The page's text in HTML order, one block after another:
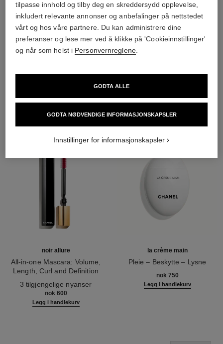
DEN PERFEKTE MATCH
noir allure
All-in-one Mascara: Volume,
Length, Curl and Definition
3 tilgjengelige nyanser
nok 600
Legg i handlekurv
la crème main
Pleie – Beskytte – Lysne
nok 750
Legg i handlekurv
tilpasse innhold og tilby deg en skreddersydd opplevelse,
inkludert relevante annonser og anbefalinger på nettstedet
vårt og hos våre partnere. Du kan administrere dine
preferanser og lese mer ved å klikke på 'Cookieinnstillinger'
og når som helst i Personvernreglene.
GODTA NØDVENDIGE INFORMASJONSKAPSLER
GODTA ALLE
Innstillinger for informasjonskapsler